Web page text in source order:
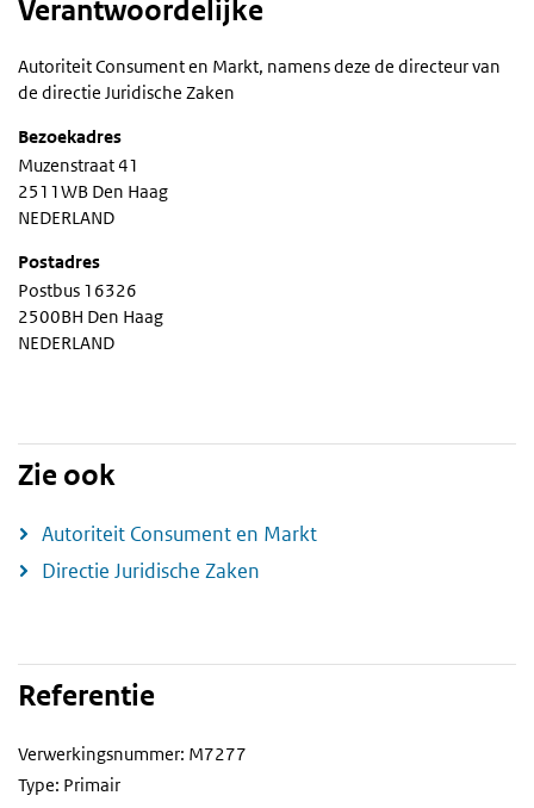
Verantwoordelijke
Autoriteit Consument en Markt, namens deze de directeur van
de directie Juridische Zaken
Bezoekadres
Muzenstraat 41
2511WB Den Haag
NEDERLAND
Postadres
Postbus 16326
2500BH Den Haag
NEDERLAND
Zie ook
Autoriteit Consument en Markt
Directie Juridische Zaken
Referentie
Verwerkingsnummer: M7277
Type: Primair